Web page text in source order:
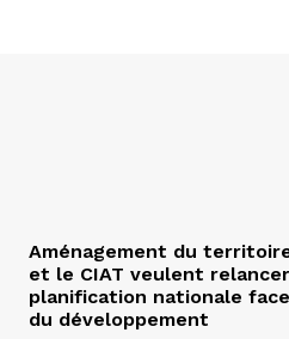
Aménagement du territoire
et le CIAT veulent
planification nationale
du développement